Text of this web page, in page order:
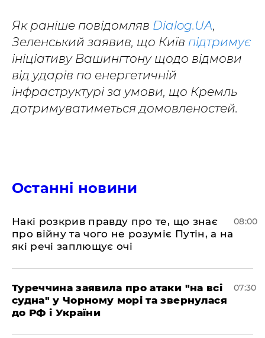
Як раніше повідомляв Dialog.UA,
Зеленський заявив, що Київ підтримує
ініціативу Вашингтону щодо відмови
від ударів по енергетичній
інфраструктурі за умови, що Кремль
дотримуватиметься домовленостей.
Останні новини
Накі розкрив правду про те, що знає
про війну та чого не розуміє Путін, а на
які речі заплющує очі
08:00
Туреччина заявила про атаки "на всі
судна" у Чорному морі та звернулася
до РФ і України
07:30